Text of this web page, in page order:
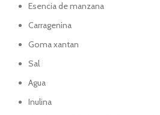
Esencia de manzana
Carragenina
Goma xantan
Sal
Agua
Inulina